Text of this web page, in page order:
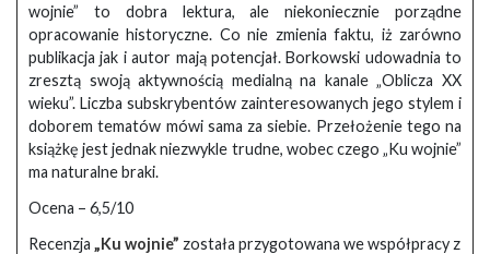
wojnie” to dobra lektura, ale niekoniecznie porządne
opracowanie historyczne. Co nie zmienia faktu, iż zarówno
publikacja jak i autor mają potencjał. Borkowski udowadnia to
zresztą swoją aktywnością medialną na kanale „Oblicza XX
wieku”. Liczba subskrybentów zainteresowanych jego stylem i
doborem tematów mówi sama za siebie. Przełożenie tego na
książkę jest jednak niezwykle trudne, wobec czego „Ku wojnie”
ma naturalne braki.
Ocena – 6,5/10
Recenzja „Ku wojnie” została przygotowana we współpracy z